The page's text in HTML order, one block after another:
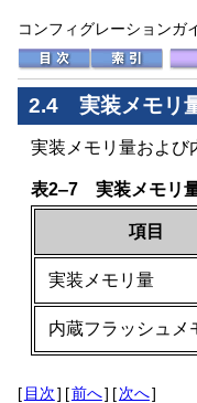
コンフィグレーションガ
2.4 実装メモリ
実装メモリ量および
表2‒7 実装メモリ
項目
実装メモリ量
内蔵フラッシュメ
[ 目次] [前へ] [次へ]